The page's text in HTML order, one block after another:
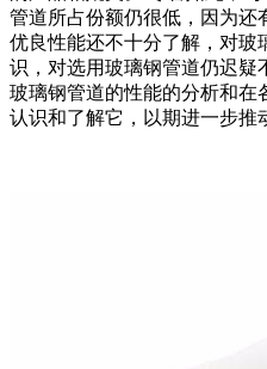
管道所占份额仍很低，因为还
优良性能还不十分了解，对玻
识，对选用玻璃钢管道仍迟疑
玻璃钢管道的性能的分析和在
认识和了解它，以期进一步推